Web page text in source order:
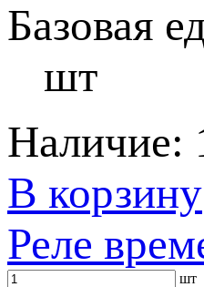
Базовая
шт
Наличие:
В корзину
Реле
шт